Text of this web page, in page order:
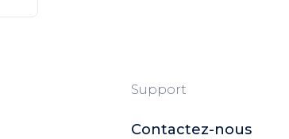
Support
Contactez-nous